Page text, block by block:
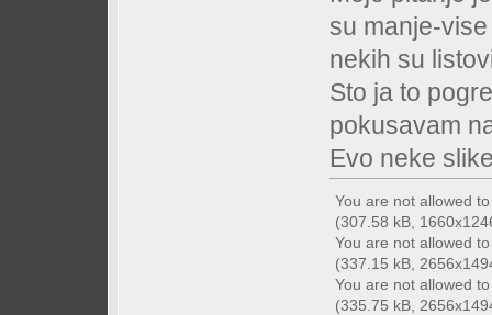
su manje-
nekih su
Sto ja to
pokusavam
Evo neke
You are not allowed
(307.58 kB,
You are not allowed
(337.15 kB,
You are not allowed
(335.75 kB,